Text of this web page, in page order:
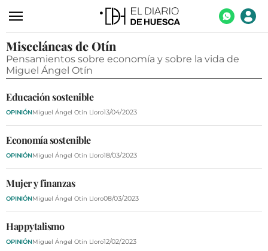
ACTUALIDAD
ECONOMÍA
TURISMO
AGROALIMENTACIÓN
DEPORTES
CULTURA
SOCIEDAD
OPINIÓN
GALERÍAS
Misceláneas de Otín
Pensamientos sobre economía y sobre la vida de
Miguel Ángel Otín
Educación sostenible
OPINIÓNMiguel Ángel Otín Lloro13/04/2023
Economía sostenible
OPINIÓNMiguel Ángel Otín Lloro18/03/2023
Mujer y finanzas
OPINIÓNMiguel Ángel Otín Lloro08/03/2023
Happytalismo
OPINIÓNMiguel Ángel Otín Lloro12/02/2023